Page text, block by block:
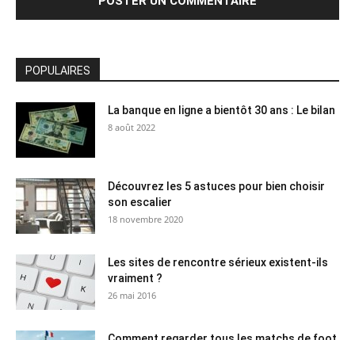
POPULAIRES
La banque en ligne a bientôt 30 ans : Le bilan
8 août 2022
Découvrez les 5 astuces pour bien choisir
son escalier
18 novembre 2020
Les sites de rencontre sérieux existent-ils
vraiment ?
26 mai 2016